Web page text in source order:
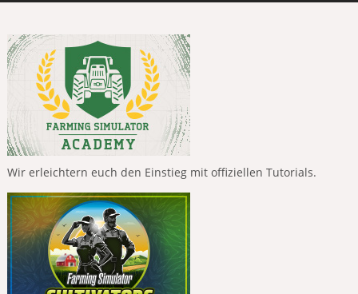
Wir erleichtern euch den Einstieg mit offiziellen Tutorials.